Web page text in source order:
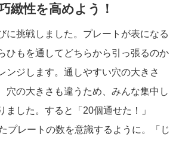
緻性を高めよう！
に挑戦しました。プレートが表になる
ひもを通してどちらから引っ張るのか
ンジします。通しやすい穴の大きさ
穴の大きさも違うため、みんな集中し
ました。すると「20個通せた！」
プレートの数を意識するように。「じ